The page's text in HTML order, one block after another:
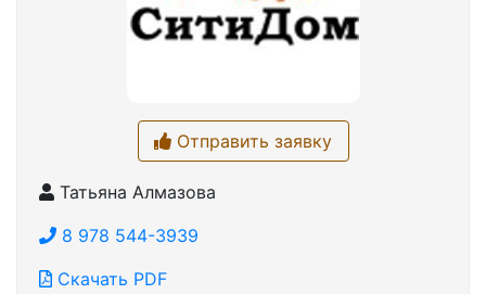
Отправить заявку
Татьяна Алмазова
8 978 544-3939
Скачать PDF